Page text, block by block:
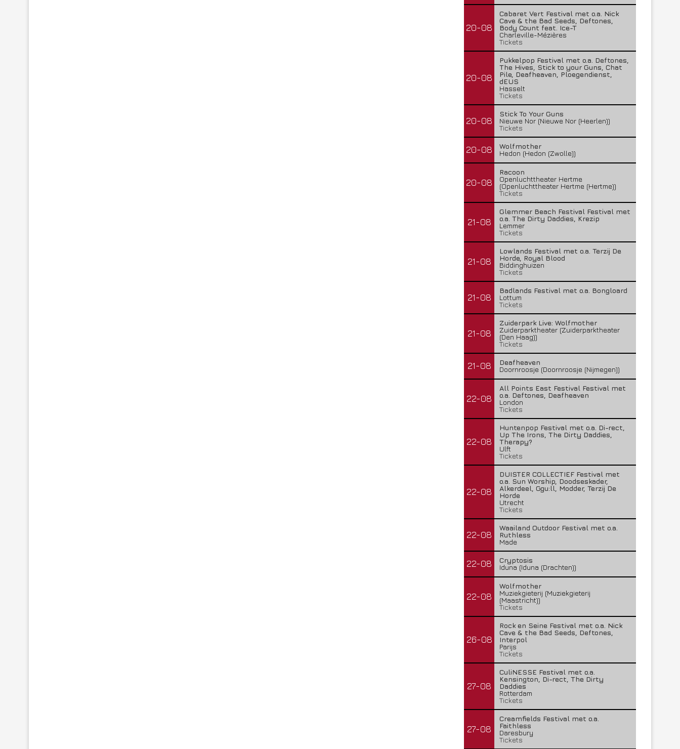
20-08
Cabaret Vert Festival met o.a. Nick
Cave & the Bad Seeds, Deftones,
Body Count feat. Ice-T
Charleville-Mézières
Tickets
20-08
Pukkelpop Festival met o.a. Deftones,
The Hives, Stick to your Guns, Chat
Pile, Deafheaven, Ploegendienst,
dEUS
Hasselt
Tickets
20-08
Stick To Your Guns
Nieuwe Nor (Nieuwe Nor (Heerlen))
Tickets
20-08
Wolfmother
Hedon (Hedon (Zwolle))
20-08
Racoon
Openluchttheater Hertme
(Openluchttheater Hertme (Hertme))
Tickets
21-08
Glemmer Beach Festival Festival met
o.a. The Dirty Daddies, Krezip
Lemmer
Tickets
21-08
Lowlands Festival met o.a. Terzij De
Horde, Royal Blood
Biddinghuizen
Tickets
21-08
Badlands Festival met o.a. Bongloard
Lottum
Tickets
21-08
Zuiderpark Live: Wolfmother
Zuiderparktheater (Zuiderparktheater
(Den Haag))
Tickets
21-08
Deafheaven
Doornroosje (Doornroosje (Nijmegen))
22-08
All Points East Festival Festival met
o.a. Deftones, Deafheaven
London
Tickets
22-08
Huntenpop Festival met o.a. Di-rect,
Up The Irons, The Dirty Daddies,
Therapy?
Ulft
Tickets
22-08
DUISTER COLLECTIEF Festival met
o.a. Sun Worship, Doodseskader,
Alkerdeel, Ggu:ll, Modder, Terzij De
Horde
Utrecht
Tickets
22-08
Waailand Outdoor Festival met o.a.
Ruthless
Made
22-08
Cryptosis
Iduna (Iduna (Drachten))
22-08
Wolfmother
Muziekgieterij (Muziekgieterij
(Maastricht))
Tickets
26-08
Rock en Seine Festival met o.a. Nick
Cave & the Bad Seeds, Deftones,
Interpol
Parijs
Tickets
27-08
CuliNESSE Festival met o.a.
Kensington, Di-rect, The Dirty
Daddies
Rotterdam
Tickets
27-08
Creamfields Festival met o.a.
Faithless
Daresbury
Tickets